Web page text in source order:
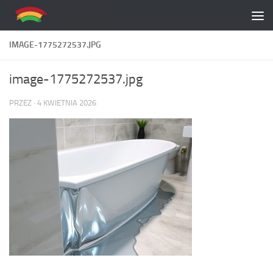
Skip to content
IMAGE-1775272537.JPG
image-1775272537.jpg
PRZEZ · 4 KWIETNIA 2026